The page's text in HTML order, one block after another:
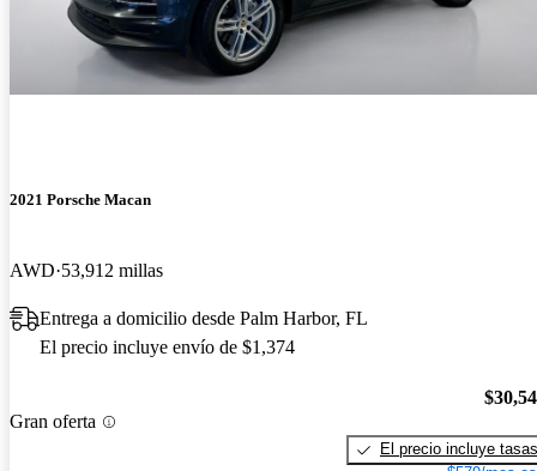
2021 Porsche Macan
AWD 53,912 millas
Entrega a domicilio desde Palm Harbor, FL
El precio incluye envío de $1,374
Gran oferta
El precio incluye tasas